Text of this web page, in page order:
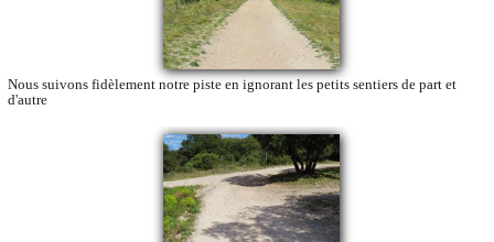
Nous suivons fidèlement notre piste en ignorant les petits sentiers de part et
d'autre